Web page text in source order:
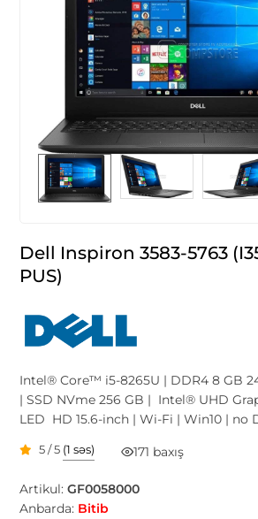
Dell Inspiron 3583-5763
PUS)
Intel® Core™ i5-8265U | DDR4 8 GB
| SSD NVme 256 GB | Intel® UHD
LED HD 15.6-inch | Wi-Fi | Win10 | no
5 / 5 (1 səs) 171 baxış
Artikul:GF0058000
Anbarda: Bitib